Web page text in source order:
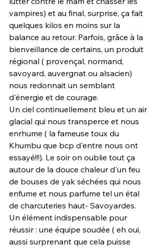
vampires) et au final, surprise, ça fait
quelques kilos en moins sur la
balance au retour. Parfois, grâce à la
bienveillance de certains, un produit
régional ( provençal, normand,
savoyard, auvergnat ou alsacien)
nous redonnait un semblant
d'énergie et de courage.
Un ciel continuellement bleu et un air
glacial qui nous transperce et nous
enrhume ( la fameuse toux du
Khumbu que bcp d'entre nous ont
essayé!!!). Le soir on oublie tout ça
autour de la douce chaleur d'un feu
de bouses de yak séchées qui nous
enfume et nous parfume tel un étal
de charcuteries haut- Savoyardes.
Un élément indispensable pour
réussir : une équipe soudée ( eh oui,
aussi surprenant que cela puisse